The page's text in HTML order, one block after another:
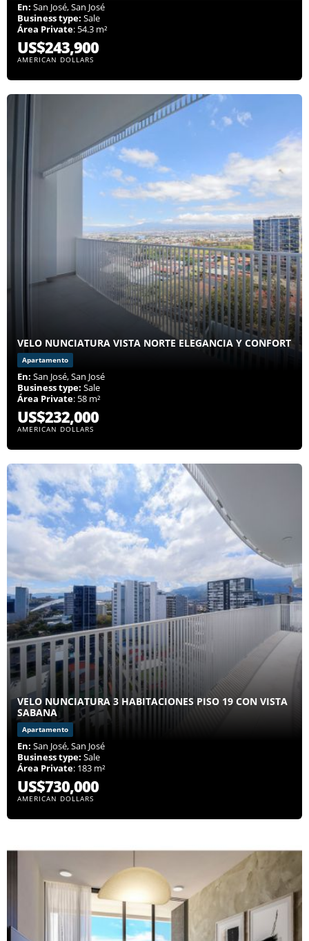
En: San José, San José
Business type: Sale
Área Private: 54.3 m²
US$243,900
AMERICAN DOLLARS
VELO NUNCIATURA VISTA NORTE ELEGANCIA Y CONFORT
Apartamento
En: San José, San José
Business type: Sale
Área Private: 58 m²
US$232,000
AMERICAN DOLLARS
VELO NUNCIATURA 3 HABITACIONES PISO 19 CON VISTA
SABANA
Apartamento
En: San José, San José
Business type: Sale
Área Private: 183 m²
US$730,000
AMERICAN DOLLARS